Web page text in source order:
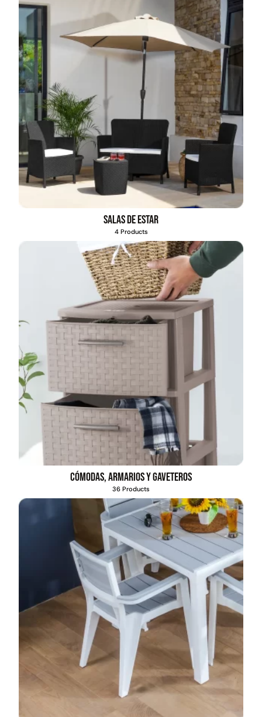
Salas de estar
4 Products
Cómodas, armarios y gaveteros
36 Products
Contenedor de basura
360lts
$115.470
Seleccionar opciones
Contenedor de basura
240lts
51.069 $40.990
Seleccionar opciones
14%
Contenedor de basura
37.271 $31.990
Seleccionar opciones